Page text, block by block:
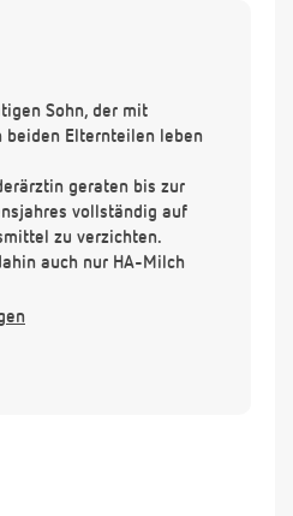
Sohn, der mit
beiden Elternteilen leben
geraten bis zur
vollständig auf
zu verzichten.
auch nur HA-Milch
Kann ich nicht